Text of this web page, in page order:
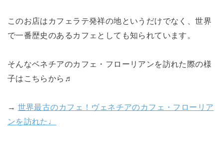
このお店はカフェラテ発祥の地というだけでなく、世界
で一番歴史のあるカフェとしても知られています。
そんなベネチアのカフェ・フローリアンを訪れた際の様
子はこちらから♬
→ 世界最古のカフェ！ヴェネチアのカフェ・フローリア
ンを訪れた♩